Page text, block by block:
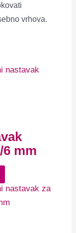
vrhova.
mm